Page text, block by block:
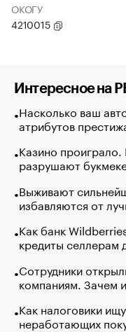
ОКОГУ
4210015
Интересное на
Насколько ваш
атрибутов
Казино
разрушают
Выживают
избавляются от
Как банк
кредиты селлерам
Сотрудники
компаниям. Зачем
Как налоговики
неработающих